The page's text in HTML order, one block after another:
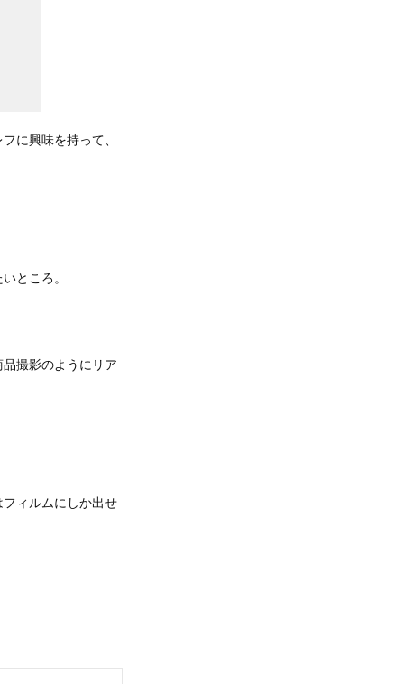
に興味を持って、
ところ。
撮影のようにリア
ィルムにしか出せ